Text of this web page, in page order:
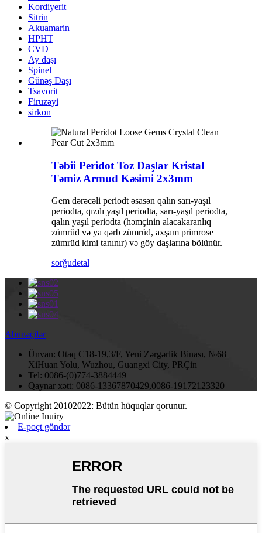
Kordiyerit
Sitrin
Akuamarin
HPHT
CVD
Ay daşı
Spinel
Günəş Daşı
Tsavorit
Firuzəyi
sirkon
Təbii Peridot Toz Daşlar Kristal
Təmiz Armud Kəsimi 2x3mm
Gem dərəcəli periodt əsasən qalın sarı-yaşıl
periodta, qızılı yaşıl periodta, sarı-yaşıl periodta,
qalın yaşıl periodta (həmçinin alacakaranlıq
zümrüd və ya qərb zümrüd, axşam primrose
zümrüd kimi tanınır) və göy daşlarına bölünür.
sorğudetal
Abunəçilər
Ünvan: Otaq C18-19,3/F, Yeni Zərgərlik Binası, №68
XiHuan Yolu, Wuzhou, Guangxi City, PRÇin
Tel: 0086-(0)774-3884449
Qaynar xətt: 0086-13367870429,0086-19172123320
© Copyright 20102022: Bütün hüquqlar qorunur.
E-poçt göndər
x